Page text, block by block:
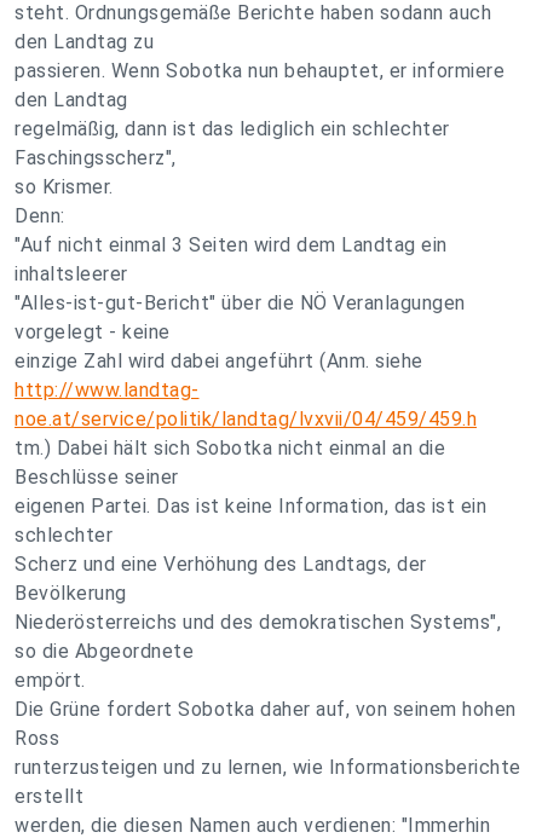
steht. Ordnungsgemäße Berichte haben sodann auch
den Landtag zu
passieren. Wenn Sobotka nun behauptet, er informiere
den Landtag
regelmäßig, dann ist das lediglich ein schlechter
Faschingsscherz",
so Krismer.
Denn:
"Auf nicht einmal 3 Seiten wird dem Landtag ein
inhaltsleerer
"Alles-ist-gut-Bericht" über die NÖ Veranlagungen
vorgelegt - keine
einzige Zahl wird dabei angeführt (Anm. siehe
http://www.landtag-
noe.at/service/politik/landtag/lvxvii/04/459/459.h
tm.) Dabei hält sich Sobotka nicht einmal an die
Beschlüsse seiner
eigenen Partei. Das ist keine Information, das ist ein
schlechter
Scherz und eine Verhöhung des Landtags, der
Bevölkerung
Niederösterreichs und des demokratischen Systems",
so die Abgeordnete
empört.
Die Grüne fordert Sobotka daher auf, von seinem hohen
Ross
runterzusteigen und zu lernen, wie Informationsberichte
erstellt
werden, die diesen Namen auch verdienen: "Immerhin